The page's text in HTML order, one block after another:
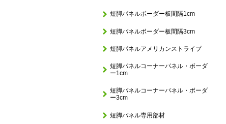
短脚パネルボーダー板間隔1cm
短脚パネルボーダー板間隔3cm
短脚パネルアメリカンストライプ
短脚パネルコーナーパネル・ボーダ
ー1cm
短脚パネルコーナーパネル・ボーダ
ー3cm
短脚パネル専用部材